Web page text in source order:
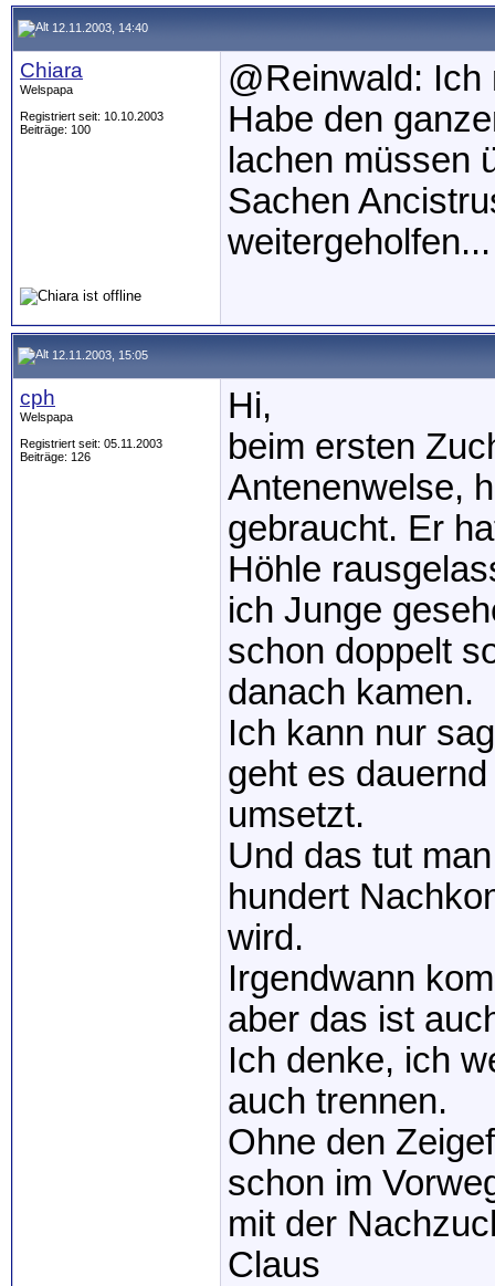
12.11.2003, 14:40
Chiara
Welspapa
Registriert seit: 10.10.2003
Beiträge: 100
@Reinwald:
Habe den
lachen müssen
Sachen
12.11.2003, 15:05
cph
Welspapa
Registriert seit: 05.11.2003
Beiträge: 126
Hi,
beim ersten
Antenenwelse,
gebraucht. Er
Höhle
ich Junge
schon doppelt
danach kamen.
Ich kann nur
geht es
umsetzt.
Und das tut
hundert
wird.
Irgendwann
aber das ist
Ich denke, ich
auch trennen.
Ohne den
schon im
mit der
Claus